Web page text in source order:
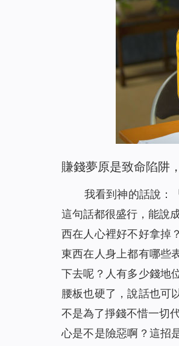
賺錢夢原是致命陷阱
我看到神的話說：「
這句話都很盛行，能說
西在人心裡好不好拿掉
東西在人身上都有哪些
下去呢？人有多少錢地
腰板也硬了，說話也可
不是為了掙錢不惜一切
心是不是險惡啊？這招